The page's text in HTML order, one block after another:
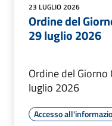
23 LUGLIO 2026
Ordine del
29 luglio 2026
Ordine del
luglio 2026
Accesso